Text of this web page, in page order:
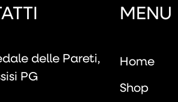
delle Pareti,
PG
MENU
Home
Shop